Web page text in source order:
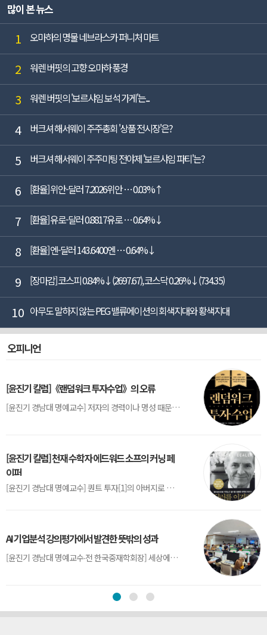
많이 본 뉴스
1 오마하의 명물 네브라스카 퍼니처 마트
2 워렌 버핏의 고향 오마하 풍경
3 워렌 버핏의 '보르샤임 보석 가게'는...
4 버크셔 해서웨이 주주총회 '상품 전시장'은?
5 버크셔 해서웨이 주주미팅 전야제 '보르샤임 파티'는?
6 [환율] 위안-달러 7.2026위안 … 0.03%↑
7 [환율] 유로-달러 0.8817유로 … 0.64%↓
8 [환율] 엔-달러 143.6400엔 … 0.64%↓
9 [장마감] 코스피 0.84%↓(2697.67), 코스닥 0.26%↓(734.35)
10 아무도 말하지 않는 PEG 밸류에이션의 회색지대와 황색지대
오피니언
[윤진기 칼럼]《랜덤워크 투자수업》의 오류
[윤진기 경남대 명예교수] 저자의 경력이나 명성 때문인지 2020년에 번역 출판된 《랜덤워크 투자수업》(A Random Walk Down Wall Street) 12판은 표지부터가 거창하다. ‘45년간 12번 개정하며 철저히 검증한 투자서’, ‘전문가 부럽지 않은 투자 감각을 길러주는 위대한 투자지침서’ 라는 은빛 광고문구로 독자를 유혹한다.[1] 출판 50주...
[윤진기 칼럼] 천재 수학자 에드워드 소프의 커닝 페
이퍼
[윤진기 경남대 명예교수] 퀀트 투자[1]의 아버지로 불리는 에드워드 소프(Edward O. Thorp)는 수학계에서 천재로 알려진 인물이다. 그는 수학자이지만, 투자 업계에도 여러 가지 흥미로운 일화를 남겼다.수학을 이용하여 카지노를 이길 수 있는지가 궁금했던 그는 동료 교수가 소개해 준 블랙잭(Blackjack) 전략의 핵심을 손바닥 크기의 종이에 요...
AI 기업분석 강의평가에서 발견한 뜻밖의 성과
[윤진기 경남대 명예교수∙전 한국중재학회장] 세상에는 우연처럼 보이지만 인류의 진보를 이끌어낸 사건들이 있다. 영국의 알렉산더 플레밍(Alexander Fleming)이 곰팡이 핀 페트리 접시(Petri dish)를 버리지 않고[1] 관찰해 페니실린을 발견한 것은 그 대표적 사례다. 무심히 지나쳤다면 결코 없었을 혁신이었다.지난 7월 5일, 필자가 개발한 기업...